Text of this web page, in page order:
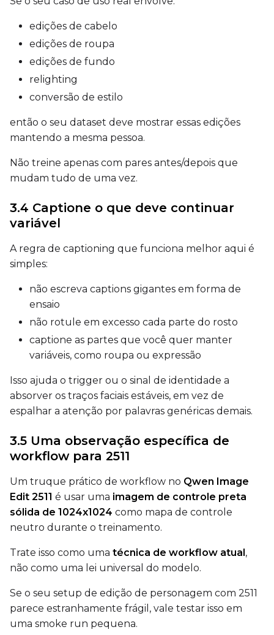
Prompt
Height
LoRA Scale
edições de cabelo
edições de roupa
edições de fundo
relighting
conversão de estilo
então o seu dataset deve mostrar essas edições
mantendo a mesma pessoa.
Não treine apenas com pares antes/depois que
mudam tudo de uma vez.
3.4 Captione o que deve continuar
variável
A regra de captioning que funciona melhor aqui é
simples:
não escreva captions gigantes em forma de
ensaio
não rotule em excesso cada parte do rosto
captione as partes que você quer manter
variáveis, como roupa ou expressão
Isso ajuda o trigger ou o sinal de identidade a
absorver os traços faciais estáveis, em vez de
espalhar a atenção por palavras genéricas demais.
3.5 Uma observação específica de
workflow para 2511
Um truque prático de workflow no Qwen Image
Edit 2511 é usar uma imagem de controle preta
sólida de 1024x1024 como mapa de controle
neutro durante o treinamento.
Trate isso como uma técnica de workflow atual ,
não como uma lei universal do modelo.
Se o seu setup de edição de personagem com 2511
parece estranhamente frágil, vale testar isso em
uma smoke run pequena.